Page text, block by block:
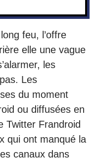
feu, l’offre
elle une vague
les
Les
du moment
ou diffusées en
Twitter Frandroid
qui ont manqué la
canaux dans